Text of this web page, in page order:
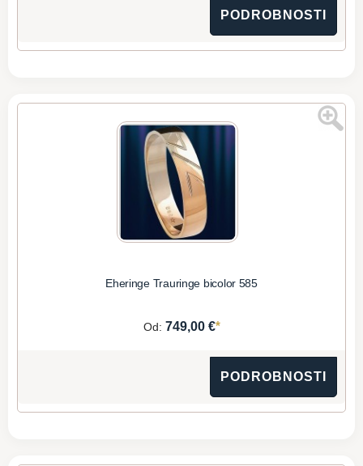
PODROBNOSTI
Eheringe Trauringe bicolor 585
Od: 749,00 €*
PODROBNOSTI